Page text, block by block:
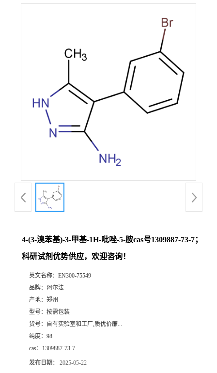
厅4-(3-溴苯基)-3-甲基-1H-吡唑-5-胺cas号1309887-73-7；
科研试剂优势供应，欢迎咨询！
英文名称： EN300-75549
品牌：
阿尔法
产地： 郑州
型号： 按需包装
货号：
自有实验室和工厂,质优价廉...
纯度： 98
cas： 1309887-73-7
发布日期： 2025-05-22